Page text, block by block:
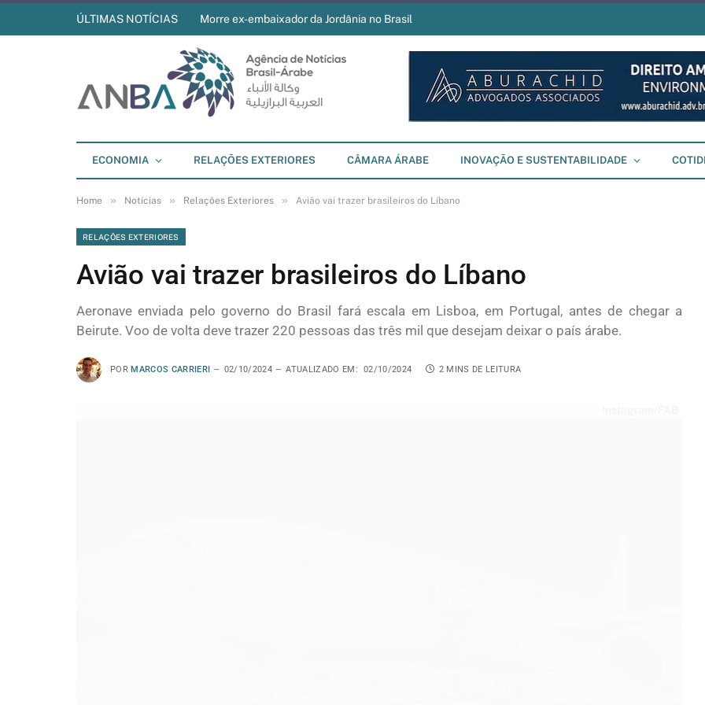
ÚLTIMAS NOTÍCIAS Morre ex-embaixador da Jordânia no Brasil
ECONOMIA RELAÇÕES EXTERIORES CÂMARA ÁRABE INOVAÇÃO E SUSTENTABILIDADE
Home » Notícias » Relações Exteriores » Avião vai trazer brasileiros do Líbano
RELAÇÕES EXTERIORES
Avião vai trazer brasileiros do Líbano
Aeronave enviada pelo governo do Brasil fará escala em Lisboa, em Portugal, antes de chegar a
Beirute. Voo de volta deve trazer 220 pessoas das três mil que desejam deixar o país árabe.
POR MARCOS CARRIERI 02/10/2024 ATUALIZADO EM: 02/10/2024 2 MINS DE LEITURA